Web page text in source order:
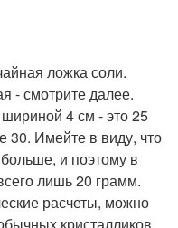
ложка соли.
- смотрите далее.
4 см - это 25
30. Имейте в виду, что
и поэтому в
лишь 20 грамм.
расчеты, можно